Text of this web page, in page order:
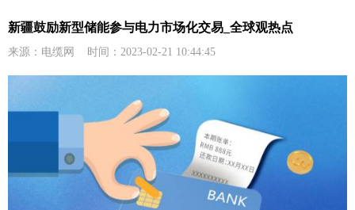
新疆鼓励新型储能参与电力市场化交易_全球观热点
来源：电缆网 时间：2023-02-21 10:44:45